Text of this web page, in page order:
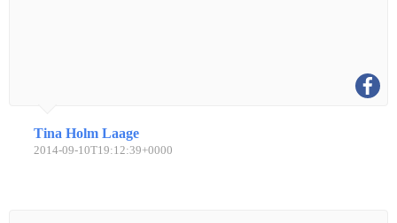
Tina Holm Laage
2014-09-10T19:12:39+0000